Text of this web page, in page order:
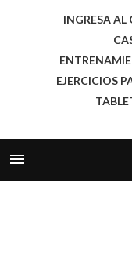
INGRESA AL
EJERCICIOS